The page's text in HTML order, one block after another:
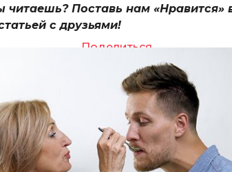
читаешь? Поставь нам «Нравится»
с друзьями!
Поделиться